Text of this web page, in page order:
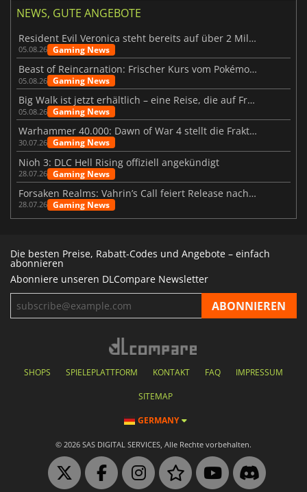
NEWS, GUTE ANGEBOTE
Resident Evil Veronica steht bereits auf über 2 Millionen Wunschlisten
05.08.26 Gaming News
Beast of Reincarnation: Frischer Kurs vom Pokémon-Studio
05.08.26 Gaming News
Big Walk ist jetzt erhältlich – eine Reise, die auf Freundschaft basiert
05.08.26 Gaming News
Warhammer 40.000: Dawn of War 4 stellt die Fraktion der Necrons vor
30.07.26 Gaming News
Nioh 3: DLC Hell Rising offiziell angekündigt
28.07.26 Gaming News
Forsaken Realms: Vahrin’s Call feiert Release nach 10 Jahren
28.07.26 Gaming News
Die besten Preise, Rabatt-Codes und Angebote – einfach
abonnieren
Abonniere unseren DLCompare Newsletter
SHOPS SPIELEPLATTFORM KONTAKT FAQ IMPRESSUM
SITEMAP
GERMANY
© 2026 SAS DIGITAL SERVICES, Alle Rechte vorbehalten.